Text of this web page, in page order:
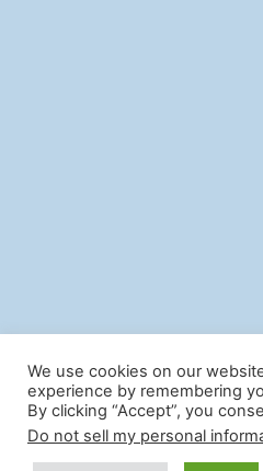
We use cookies on our
experience by remembering
By clicking “Accept”, you
Do not sell my personal